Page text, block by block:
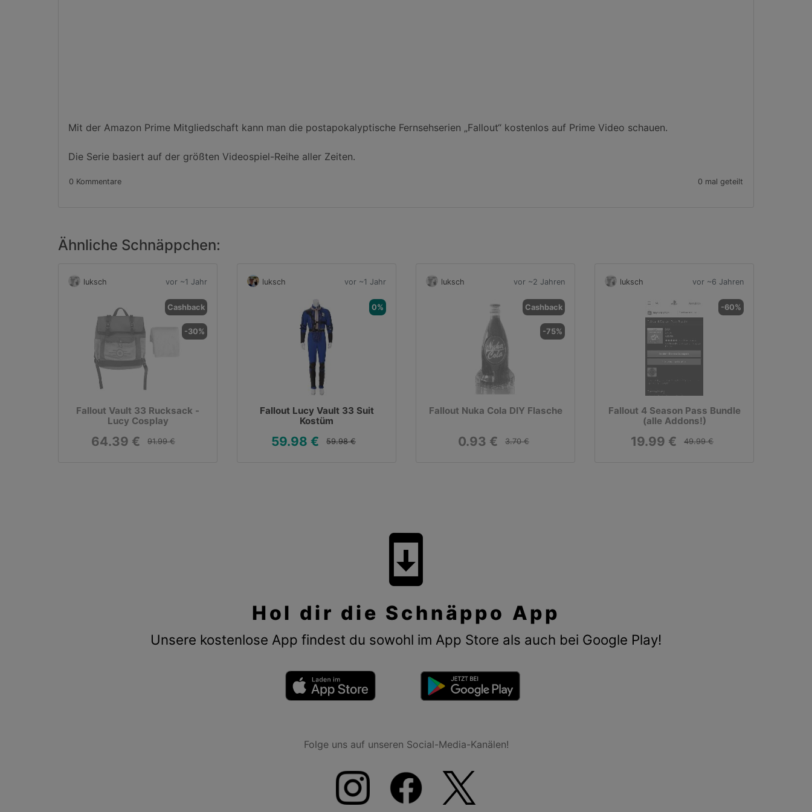
Mit der Amazon Prime Mitgliedschaft kann man die postapokalyptische Fernsehserien „Fallout“ kostenlos auf Prime Video schauen.
Die Serie basiert auf der größten Videospiel-Reihe aller Zeiten.
0 Kommentare 0 mal geteilt
Ähnliche Schnäppchen:
luksch vor ~1 Jahr
Cashback
-30%
Fallout Vault 33 Rucksack -
Lucy Cosplay
64.39 € 91.99 €
luksch vor ~1 Jahr
0%
Fallout Lucy Vault 33 Suit
Kostüm
59.98 € 59.98 €
luksch vor ~2 Jahren
Cashback
-75%
Fallout Nuka Cola DIY Flasche
0.93 € 3.70 €
luksch vor ~6 Jahren
-60%
Fallout 4 Season Pass Bundle
(alle Addons!)
19.99 € 49.99 €
system_update
Hol dir die Schnäppo App
Unsere kostenlose App findest du sowohl im App Store als auch bei Google Play!
Folge uns auf unseren Social-Media-Kanälen!